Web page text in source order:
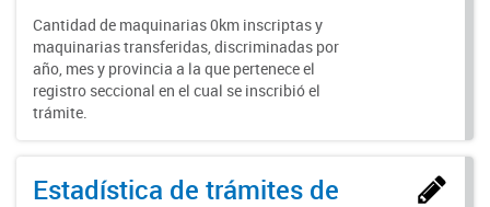
Cantidad de maquinarias 0km inscriptas y
maquinarias transferidas, discriminadas por
año, mes y provincia a la que pertenece el
registro seccional en el cual se inscribió el
trámite.
Estadística de trámites de